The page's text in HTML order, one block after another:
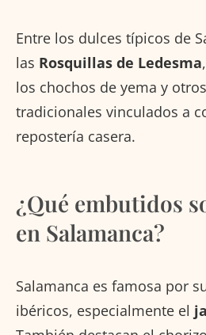
Entre los dulces típicos de
las Rosquillas de Ledesma
los chochos de yema y
tradicionales vinculados a
repostería casera.
¿Qué embutidos
en Salamanca?
Salamanca es famosa por
ibéricos, especialmente el